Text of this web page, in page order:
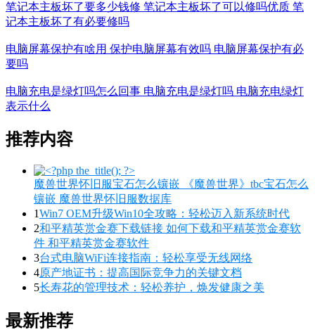
笔记本主板坏了要多少钱修 笔记本主板坏了可以修吗优质 笔
记本主板坏了有必要修吗
电脑屏幕保护有啥用 保护电脑屏幕有效吗 电脑屏幕保护有必
要吗
电脑充电是绿灯吗怎么回事 电脑充电是绿灯吗 电脑充电绿灯
表示什么
推荐内容
魔兽世界怀旧服宝石怎么镶嵌 《魔兽世界》tbc宝石怎么
镶嵌 魔兽世界怀旧服数据库
1Win7 OEM升级Win10全攻略：轻松迈入新系统时代
2和平精英赏金赛下载链接 如何下载和平精英赏金赛软
件 和平精英赏金赛软件
3台式电脑WiFi连接指南：轻松享受无线网络
4原产地证书：提高国际竞争力的关键文档
5长寿花的管理技术：轻松养护，焕发健康之美
最新推荐